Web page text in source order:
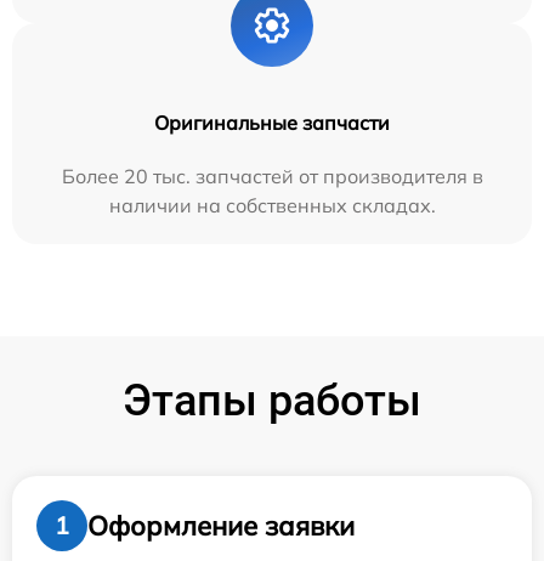
Оригинальные запчасти
Более 20 тыс. запчастей от производителя в
наличии на собственных складах.
Этапы работы
1
Оформление заявки